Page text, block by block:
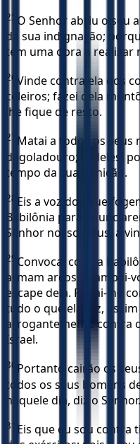
25 O Senhor abriu o seu
da sua indignação;
tem uma obra a realizar
26 Vinde contra ela dos
celeiros; fazei dela
lhe fique de resto.
27 Matai a todos os seus
degoladouro; ai deles!
tempo da sua punição.
28 Eis a voz dos que
Babilônia para
Senhor nosso Deus, a
29 Convocai contra
armam arcos; acampai-
escape dela. Pagai-lhe
tudo o que ela fez,
arrogantemente contra
Israel.
30 Portanto cairão os
todos os seus homens
naquele dia, diz o Senhor.
31
Eis que eu sou contra